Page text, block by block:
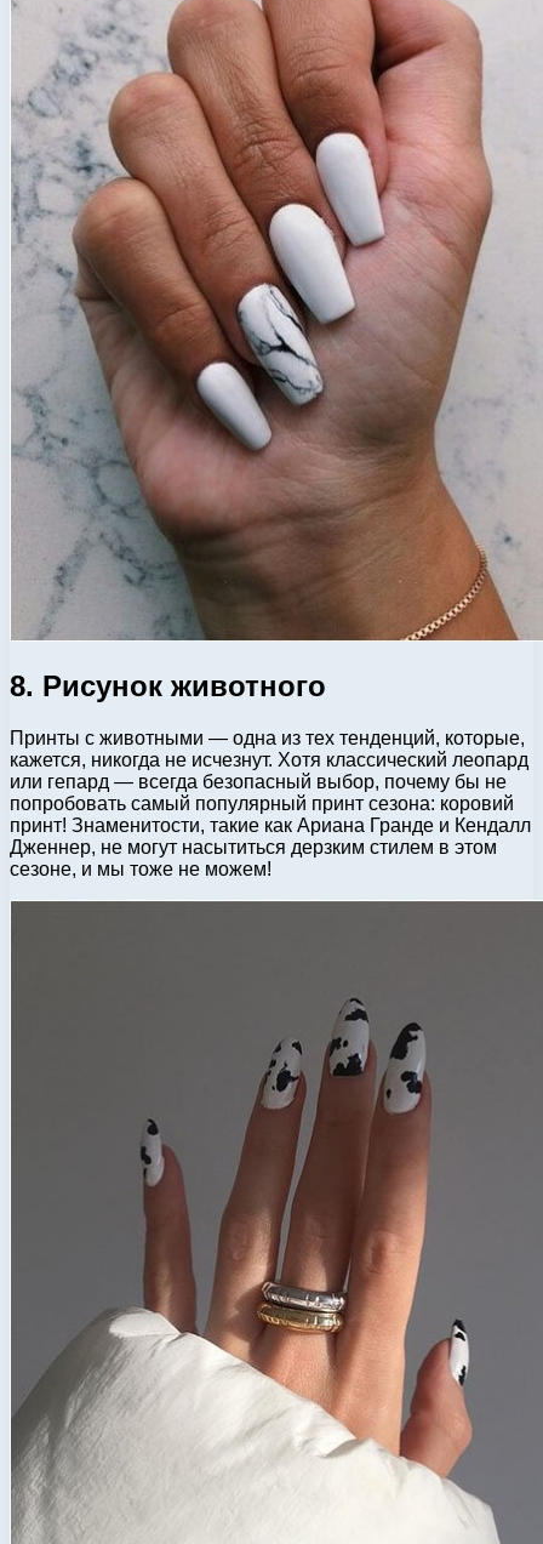
8. Рисунок животного
Принты с животными — одна из тех тенденций, которые,
кажется, никогда не исчезнут. Хотя классический леопард
или гепард — всегда безопасный выбор, почему бы не
попробовать самый популярный принт сезона: коровий
принт! Знаменитости, такие как Ариана Гранде и Кендалл
Дженнер, не могут насытиться дерзким стилем в этом
сезоне, и мы тоже не можем!